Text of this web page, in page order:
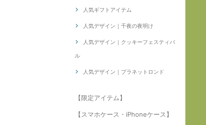
人気ギフトアイテム
人気デザイン｜千夜の夜明け
人気デザイン｜クッキーフェスティバ
ル
人気デザイン｜プラネットロンド
【限定アイテム】
【スマホケース・iPhoneケース】